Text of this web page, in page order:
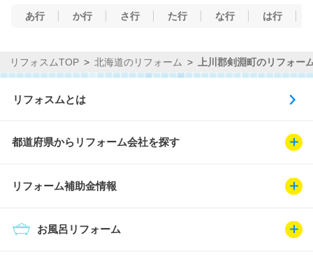
あ行 か行 さ行 た行 な行 は行
リフォスムTOP 北海道のリフォーム 上川郡剣淵町のリフォー
リフォスムとは
都道府県からリフォーム会社を探す
リフォーム補助金情報
お風呂リフォーム